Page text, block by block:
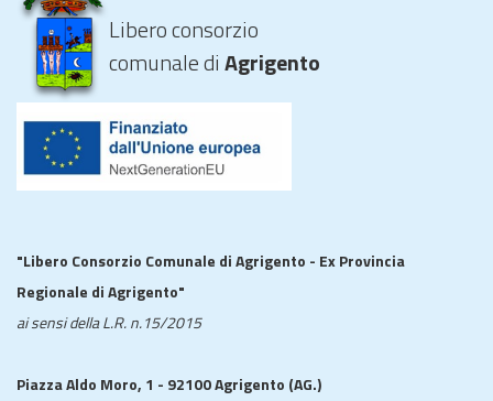
Libero consorzio
comunale diAgrigento
"Libero Consorzio Comunale di Agrigento - Ex Provincia
Regionale di Agrigento"
ai sensi della L.R. n.15/2015
Piazza Aldo Moro, 1 - 92100 Agrigento (AG.)